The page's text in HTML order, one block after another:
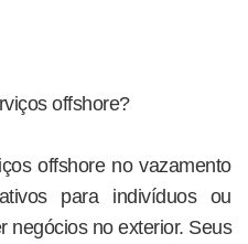
offshore?
offshore no vazamento
para indivíduos ou
negócios no exterior. Seus